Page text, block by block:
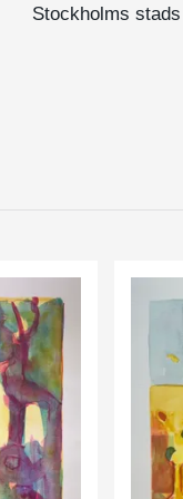
Stockholms